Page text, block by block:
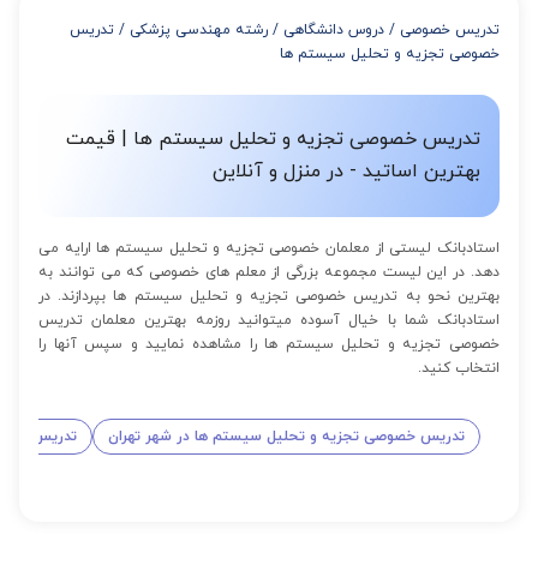
از 12 تا 15 جلسه: 7% تخفیف
از 16 تا 100 جلسه: 9% تخفیف
تدریس خصوصی / دروس دانشگاهی / رشته مهندسی پزشکی / تدریس
خصوصی تجزیه و تحلیل سیستم ها
تدریس خصوصی تجزیه و تحلیل سیستم ها | قیمت
بهترین اساتید - در منزل و آنلاین
استادبانک لیستی از معلمان خصوصی تجزیه و تحلیل سیستم ها ارایه می
دهد. در این لیست مجموعه بزرگی از معلم های خصوصی که می توانند به
بهترین نحو به تدریس خصوصی تجزیه و تحلیل سیستم ها بپردازند. در
استادبانک شما با خیال آسوده میتوانید روزمه بهترین معلمان تدریس
خصوصی تجزیه و تحلیل سیستم ها را مشاهده نمایید و سپس آنها را
انتخاب کنید.
تدریس خصوصی تجزیه و تحلیل سیستم ها در شهر تهران تدریس